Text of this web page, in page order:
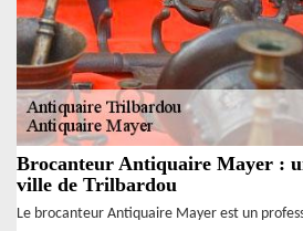
Brocanteur Antiquaire Mayer :
ville de Trilbardou
Le brocanteur Antiquaire Mayer est un